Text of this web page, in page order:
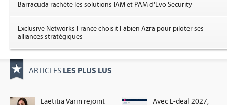
Barracuda rachète les solutions IAM et PAM d'Evo Security
Exclusive Networks France choisit Fabien Azra pour piloter ses
alliances stratégiques
ARTICLES LES PLUS LUS
Laetitia Varin rejoint
Avec E-deal 2027,